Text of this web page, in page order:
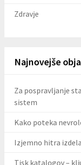
Zdravje
Najnovejše
Za pospravljanje
sistem
Kako poteka
Izjemno hitra
Tisk katalogov –